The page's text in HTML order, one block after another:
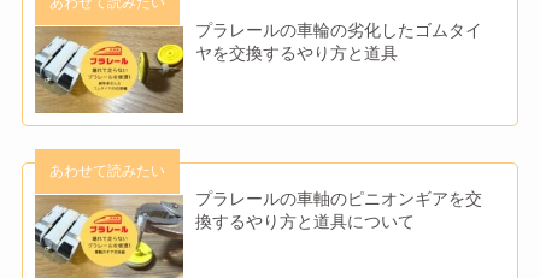
プラレールの車輪の劣化したゴムタイ
ヤを交換するやり方と道具
プラレールの車軸のピニオンギアを交
換するやり方と道具について